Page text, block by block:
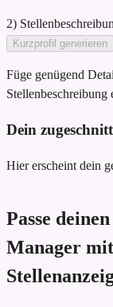
2)
Kurzprofil generieren
Füge genügend
Dein
Hier erscheint dein
Passe
Manager